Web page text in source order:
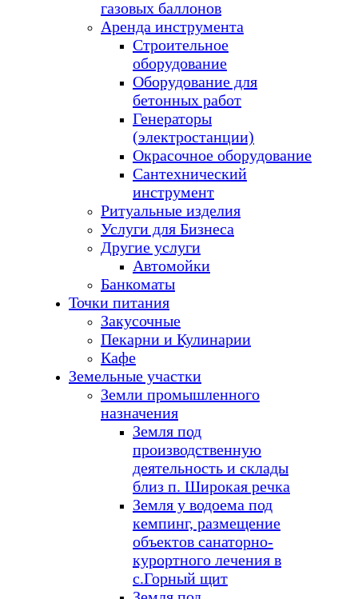
газовых баллонов
Аренда инструмента
Строительное
оборудование
Оборудование для
бетонных работ
Генераторы
(электростанции)
Окрасочное оборудование
Сантехнический
инструмент
Ритуальные изделия
Услуги для Бизнеса
Другие услуги
Автомойки
Банкоматы
Точки питания
Закусочные
Пекарни и Кулинарии
Кафе
Земельные участки
Земли промышленного
назначения
Земля под
производственную
деятельность и склады
близ п. Широкая речка
Земля у водоема под
кемпинг, размещение
объектов санаторно-
курортного лечения в
с.Горный щит